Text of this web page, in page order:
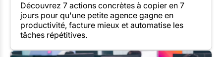
Découvrez 7 actions concrètes à copier en 7
jours pour qu'une petite agence gagne en
productivité, facture mieux et automatise les
tâches répétitives.